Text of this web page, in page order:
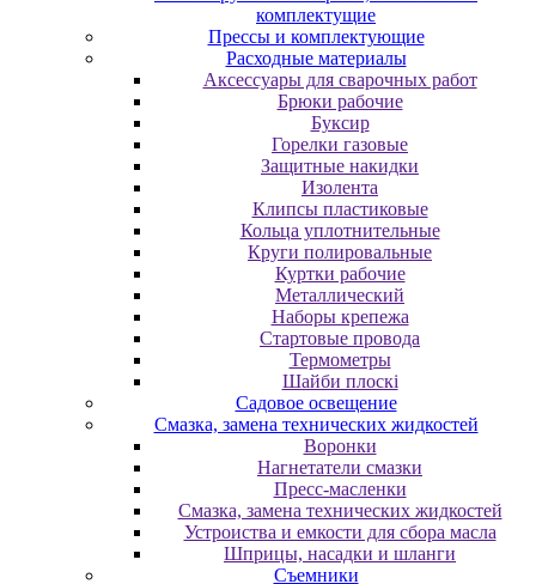
комплектущие
Прессы и комплектующие
Расходные материалы
Аксессуары для сварочных работ
Брюки рабочие
Буксир
Горелки газовые
Защитные накидки
Изолента
Клипсы пластиковые
Кольца уплотнительные
Круги полировальные
Куртки рабочие
Металлический
Наборы крепежа
Стартовые провода
Термометры
Шайби плоскі
Садовое освещение
Смазка, замена технических жидкостей
Воронки
Нагнетатели смазки
Пресс-масленки
Смазка, замена технических жидкостей
Устроиства и емкости для сбора масла
Шприцы, насадки и шланги
Съемники